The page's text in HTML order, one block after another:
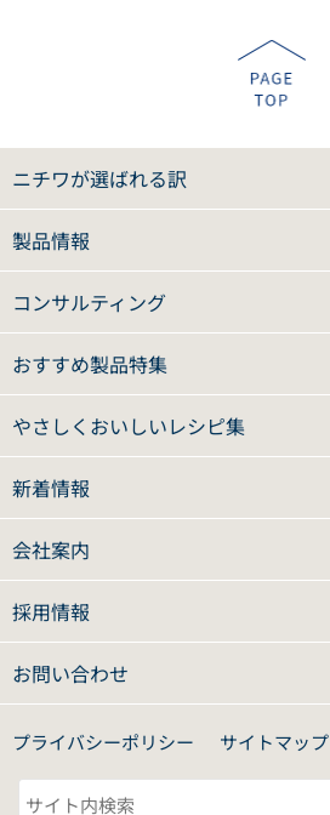
ニチワが選ばれる訳
製品情報
コンサルティング
おすすめ製品特集
やさしくおいしいレシピ集
新着情報
会社案内
採用情報
お問い合わせ
プライバシーポリシー サイトマップ